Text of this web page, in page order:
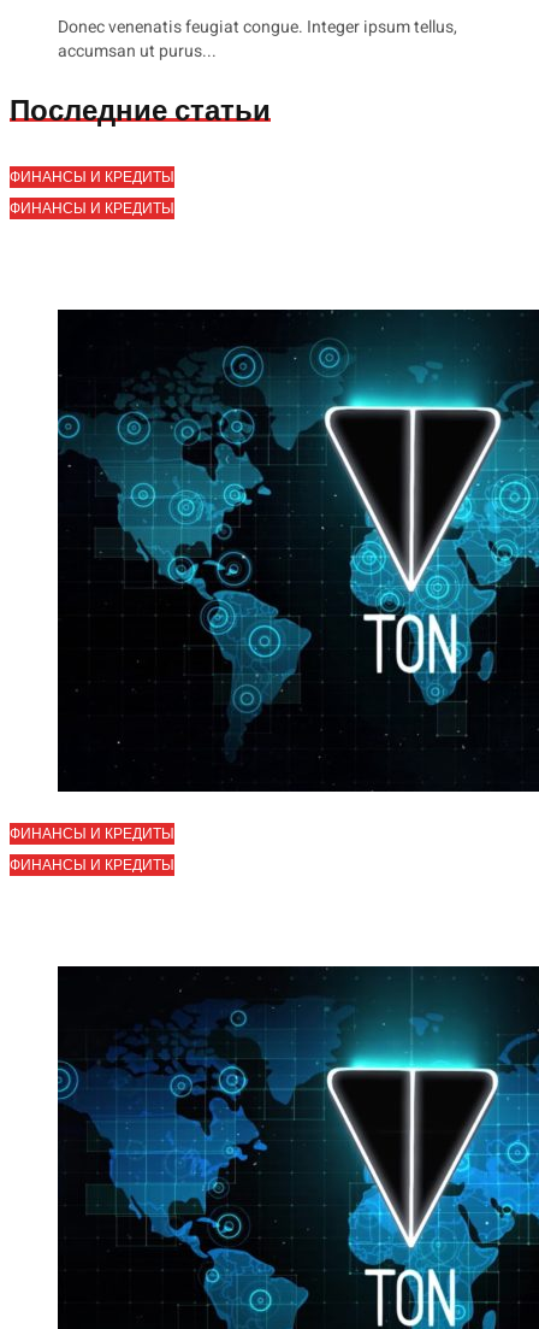
Donec venenatis feugiat congue. Integer ipsum tellus,
accumsan ut purus...
Последние статьи
ФИНАНСЫ И КРЕДИТЫ
ФИНАНСЫ И КРЕДИТЫ
ФИНАНСЫ И КРЕДИТЫ
ФИНАНСЫ И КРЕДИТЫ